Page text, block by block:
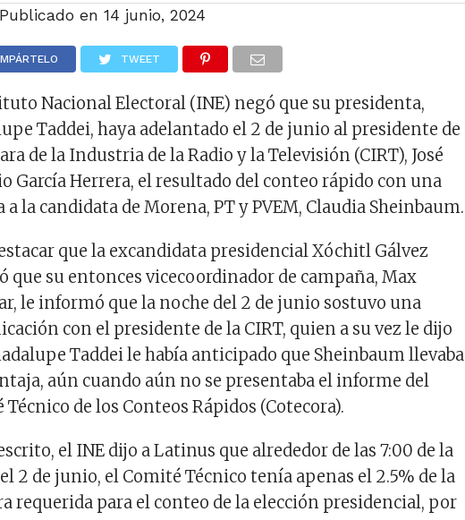
Publicado en 14 junio, 2024
TWEET
Nacional Electoral (INE) negó que su presidenta,
Taddei, haya adelantado el 2 de junio al presidente de
de la Industria de la Radio y la Televisión (CIRT), José
García Herrera, el resultado del conteo rápido con una
a la candidata de Morena, PT y PVEM, Claudia Sheinbaum.
que la excandidata presidencial Xóchitl Gálvez
que su entonces vicecoordinador de campaña, Max
le informó que la noche del 2 de junio sostuvo una
con el presidente de la CIRT, quien a su vez le dijo
Taddei le había anticipado que Sheinbaum llevaba
aún cuando aún no se presentaba el informe del
Técnico de los Conteos Rápidos (Cotecora).
el INE dijo a Latinus que alrededor de las 7:00 de la
2 de junio, el Comité Técnico tenía apenas el 2.5% de la
requerida para el conteo de la elección presidencial, por